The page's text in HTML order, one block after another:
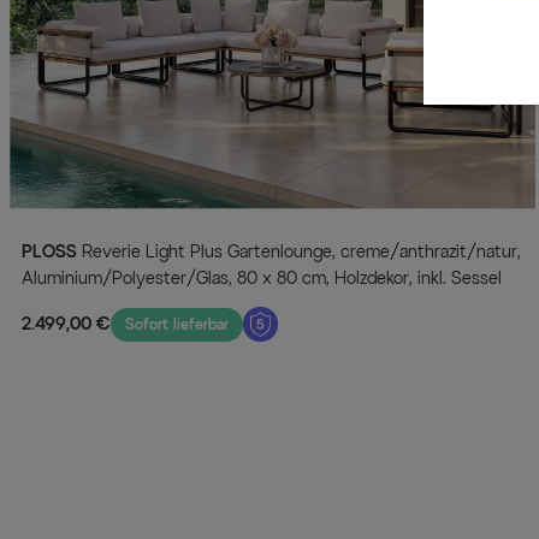
PLOSS
Aluminium/Polyester/Glas, 80 x 80 cm, Holzdekor, inkl. Sessel
2.499,00 € Sofort lieferbar